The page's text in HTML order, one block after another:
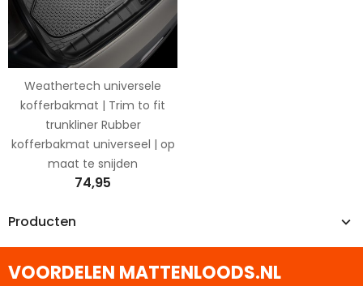
Producten
Weathertech universele
kofferbakmat | Trim to fit
trunkliner Rubber
kofferbakmat universeel | op
maat te snijden
74,95
VOORDELEN MATTENLOODS.NL